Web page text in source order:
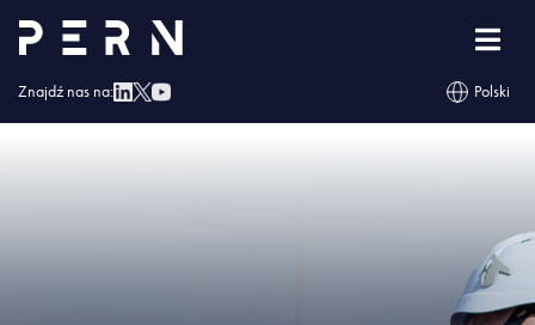
Znajdź nas na: Polski
Strona główna »Naftor otrzymał Świadectwo Bezpieczeństwa Przemysłowego